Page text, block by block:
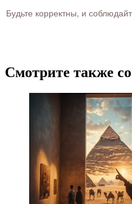
Будьте корректны, и
Смотрите также